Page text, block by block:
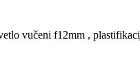
vučeni f12mm ,